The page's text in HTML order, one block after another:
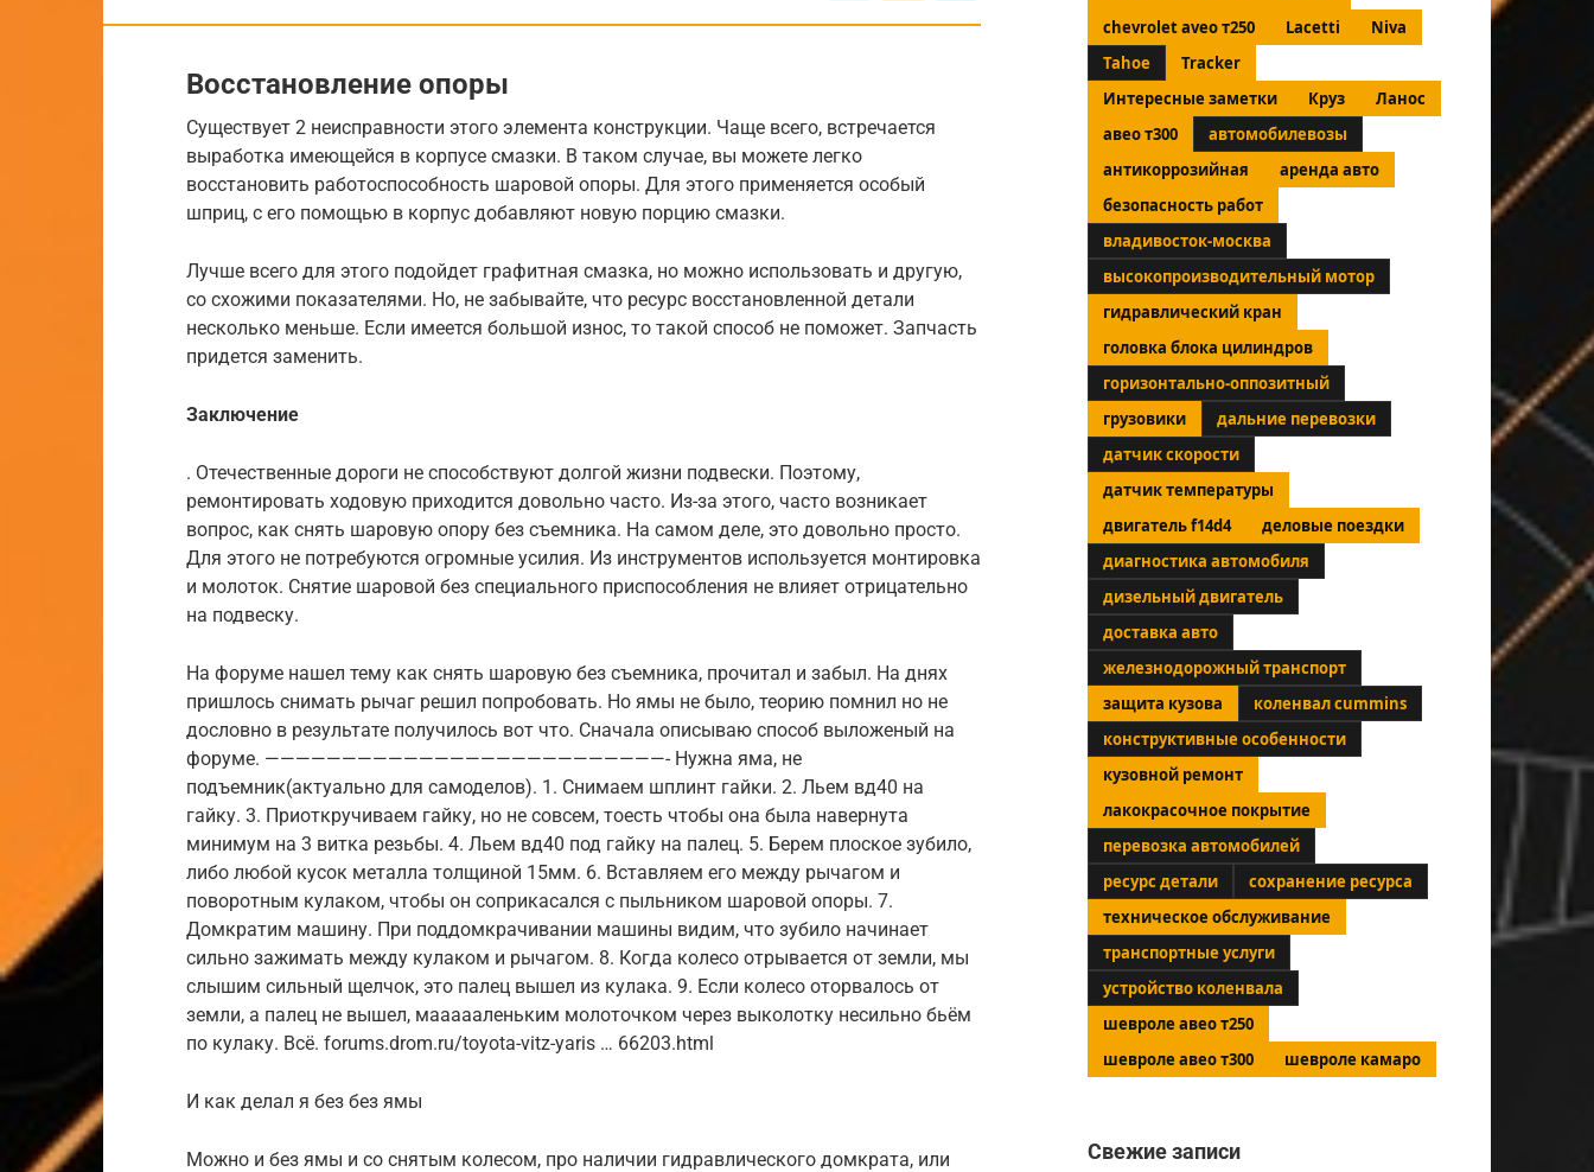
Восстановление опоры
Существует 2 неисправности этого элемента конструкции. Чаще всего, встречается
выработка имеющейся в корпусе смазки. В таком случае, вы можете легко
восстановить работоспособность шаровой опоры. Для этого применяется особый
шприц, с его помощью в корпус добавляют новую порцию смазки.
Лучше всего для этого подойдет графитная смазка, но можно использовать и другую,
со схожими показателями. Но, не забывайте, что ресурс восстановленной детали
несколько меньше. Если имеется большой износ, то такой способ не поможет. Запчасть
придется заменить.
Заключение
. Отечественные дороги не способствуют долгой жизни подвески. Поэтому,
ремонтировать ходовую приходится довольно часто. Из-за этого, часто возникает
вопрос, как снять шаровую опору без съемника. На самом деле, это довольно просто.
Для этого не потребуются огромные усилия. Из инструментов используется монтировка
и молоток. Снятие шаровой без специального приспособления не влияет отрицательно
на подвеску.
На форуме нашел тему как снять шаровую без съемника, прочитал и забыл. На днях
пришлось снимать рычаг решил попробовать. Но ямы не было, теорию помнил но не
дословно в результате получилось вот что. Сначала описываю способ выложеный на
форуме. ——————————————————————————- Нужна яма, не
подъемник(актуально для самоделов). 1. Снимаем шплинт гайки. 2. Льем вд40 на
гайку. 3. Приоткручиваем гайку, но не совсем, тоесть чтобы она была навернута
минимум на 3 витка резьбы. 4. Льем вд40 под гайку на палец. 5. Берем плоское зубило,
либо любой кусок металла толщиной 15мм. 6. Вставляем его между рычагом и
поворотным кулаком, чтобы он соприкасался с пыльником шаровой опоры. 7.
Домкратим машину. При поддомкрачивании машины видим, что зубило начинает
сильно зажимать между кулаком и рычагом. 8. Когда колесо отрывается от земли, мы
слышим сильный щелчок, это палец вышел из кулака. 9. Если колесо оторвалось от
земли, а палец не вышел, маааааленьким молоточком через выколотку несильно бьём
по кулаку. Всё. forums.drom.ru/toyota-vitz-yaris … 66203.html
И как делал я без без ямы
Можно и без ямы и со снятым колесом, про наличии гидравлического домкрата, или
chevrolet aveo т250
Lacetti
Niva
Tahoe
Tracker
Интересные заметки
Круз
Ланос
авео т300
автомобилевозы
антикоррозийная
аренда авто
безопасность работ
владивосток-москва
высокопроизводительный мотор
гидравлический кран
головка блока цилиндров
горизонтально-оппозитный
грузовики
дальние перевозки
датчик скорости
датчик температуры
двигатель f14d4
деловые поездки
диагностика автомобиля
дизельный двигатель
доставка авто
железнодорожный транспорт
защита кузова
коленвал cummins
конструктивные особенности
кузовной ремонт
лакокрасочное покрытие
перевозка автомобилей
ресурс детали
сохранение ресурса
техническое обслуживание
транспортные услуги
устройство коленвала
шевроле авео т250
шевроле авео т300
шевроле камаро
Свежие записи